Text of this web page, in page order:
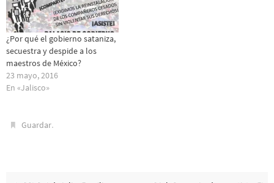
¿Por qué el gobierno sataniza,
secuestra y despide a los
maestros de México?
23 mayo, 2016
En «Jalisco»
Guardar.